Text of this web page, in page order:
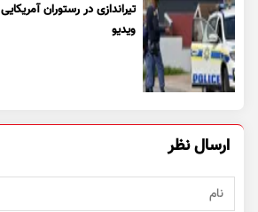
ویدیو
ارسال نظر